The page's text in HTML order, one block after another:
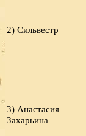
2) Сильвестр
3) Анастасия
Захарьина